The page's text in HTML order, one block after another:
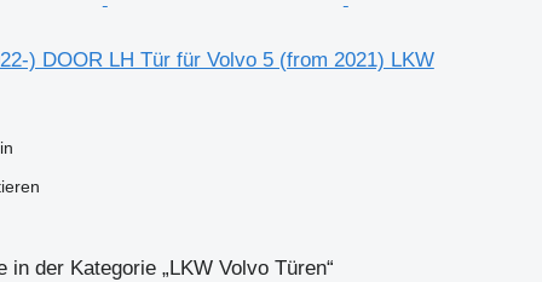
) DOOR LH Tür für Volvo 5 (from 2021) LKW
in der Kategorie „LKW Volvo Türen“